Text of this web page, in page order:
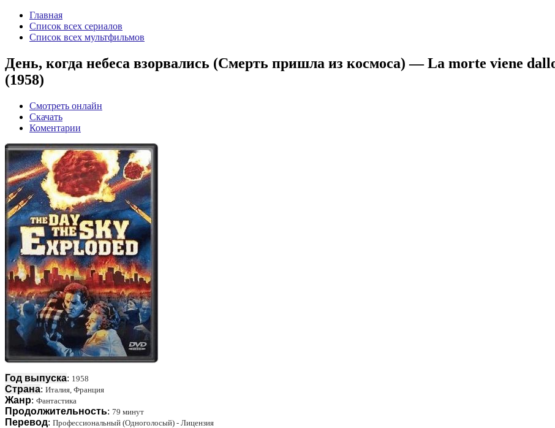
Главная
Список всех сериалов
Список всех мультфильмов
День, когда небеса взорвались (Смерть пришла из космоса) — La morte viene
(1958)
Смотреть онлайн
Скачать
Коментарии
Год выпуска: 1958
Страна: Италия, Франция
Жанр: Фантастика
Продолжительность: 79 минут
Перевод: Профессиональный (Одноголосый) - Лицензия